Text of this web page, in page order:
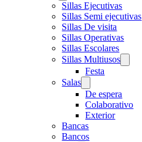
Sillas Ejecutivas
Sillas Semi ejecutivas
Sillas De visita
Sillas Operativas
Sillas Escolares
Sillas Multiusos
Festa
Salas
De espera
Colaborativo
Exterior
Bancas
Bancos